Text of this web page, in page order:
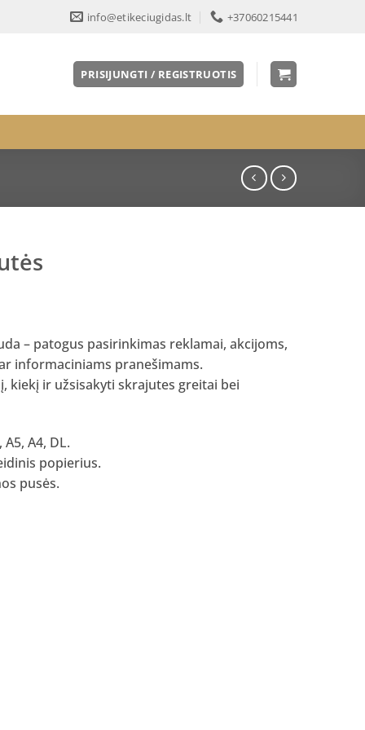
info@etikeciugidas.lt +37060215441
PRISIJUNGTI / REGISTRUOTIS
– patogus pasirinkimas reklamai, akcijoms,
informaciniams pranešimams.
kiekį ir užsisakyti skrajutes greitai bei
A4, DL.
popierius.
pusės.